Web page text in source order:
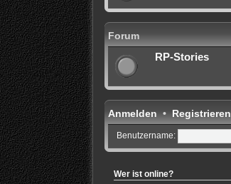
Forum
RP-Stories
Anmelden • Registrieren
Benutzername:
Wer ist online?